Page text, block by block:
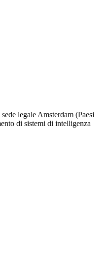
legale Amsterdam (Paesi
di sistemi di intelligenza